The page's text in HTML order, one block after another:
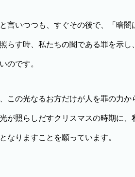
いつつも、すぐその後で、「暗闇
らす時、私たちの闇である罪を示し
のです。
の光なるお方だけが人を罪の力か
が照らしだすクリスマスの時期に、
なりますことを願っています。